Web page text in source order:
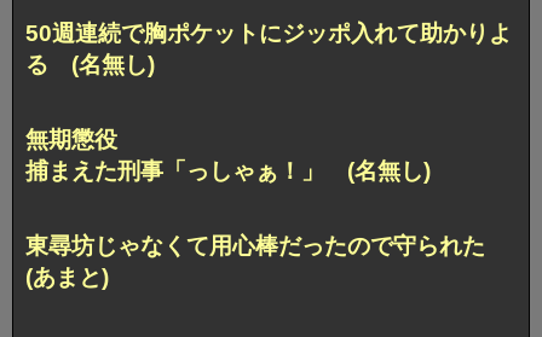
50週連続で胸ポケットにジッポ入れて助かりよ
る (名無し)
無期懲役
捕まえた刑事「っしゃぁ！」 (名無し)
東尋坊じゃなくて用心棒だったので守られた
(あまと)